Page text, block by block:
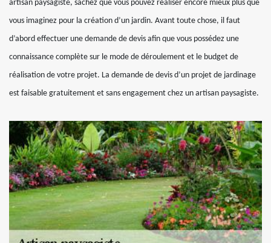
artisan paysagiste, sachez que vous pouvez réaliser encore mieux plus que
vous imaginez pour la création d’un jardin. Avant toute chose, il faut
d’abord effectuer une demande de devis afin que vous possédez une
connaissance complète sur le mode de déroulement et le budget de
réalisation de votre projet. La demande de devis d’un projet de jardinage
est faisable gratuitement et sans engagement chez un artisan paysagiste.